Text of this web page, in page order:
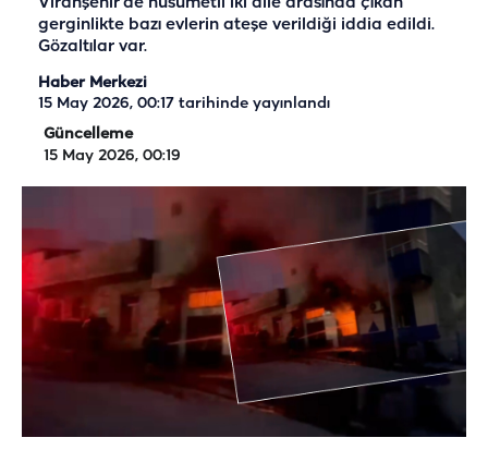
gerginlikte bazı evlerin ateşe verildiği iddia edildi.
Gözaltılar var.
Haber Merkezi
15 May 2026, 00:17 tarihinde yayınlandı
Güncelleme
15 May 2026, 00:19